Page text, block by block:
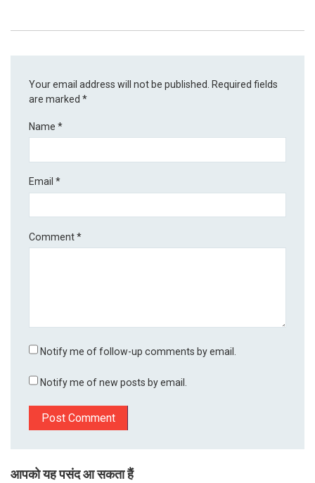
Your email address will not be published. Required fields
are marked*
Name*
Email*
Comment*
Notify me of follow-up comments by email.
Notify me of new posts by email.
आपको यह पसंद आ सकता हैं